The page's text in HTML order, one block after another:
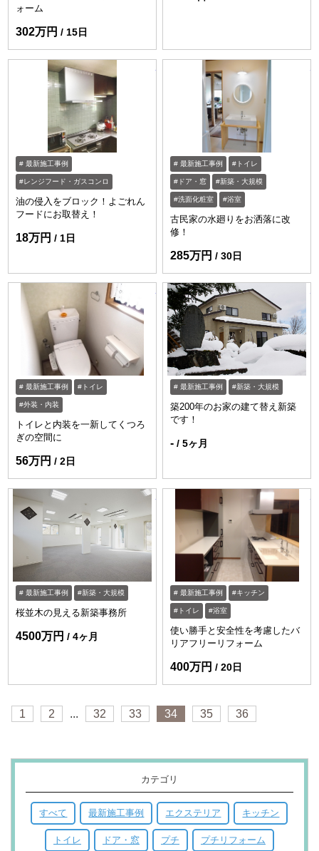
ォーム
302万円 15日
https://www.enessance-reform.com/
最新施工事例
レンジフード・ガスコンロ
油の侵入をブロック！よごれん
フードにお取替え！
18万円 1日
最新施工事例 トイレ
ドア・窓 新築・大規模
洗面化粧室 浴室
古民家の水廻りをお洒落に改
修！
285万円 30日
https://www.enessance-reform.com/
最新施工事例 トイレ
外装・内装
トイレと内装を一新してくつろ
ぎの空間に
56万円 2日
最新施工事例 新築・大規模
築200年のお家の建て替え新築
です！
- 5ヶ月
https://www.enessance-reform.com/
最新施工事例 新築・大規模
桜並木の見える新築事務所
4500万円 4ヶ月
最新施工事例 キッチン
トイレ 浴室
使い勝手と安全性を考慮したバ
リアフリーリフォーム
400万円 20日
1 2 ... 32 33 34 35 36
カテゴリ
すべて 最新施工事例 エクステリア キッチン
トイレ ドア・窓 プチ プチリフォーム